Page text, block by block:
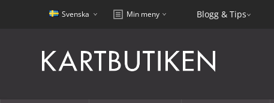
Svenska Min meny Blogg & Tips